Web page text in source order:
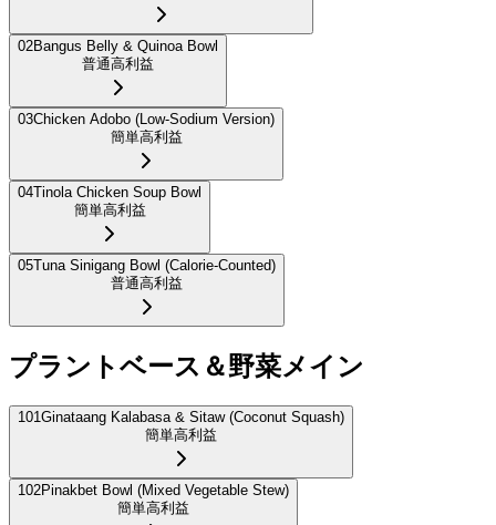
02Bangus Belly & Quinoa Bowl
普通高利益
03Chicken Adobo (Low-Sodium Version)
簡単高利益
04Tinola Chicken Soup Bowl
簡単高利益
05Tuna Sinigang Bowl (Calorie-Counted)
普通高利益
プラントベース＆野菜メイン
101Ginataang Kalabasa & Sitaw (Coconut Squash)
簡単高利益
102Pinakbet Bowl (Mixed Vegetable Stew)
簡単高利益